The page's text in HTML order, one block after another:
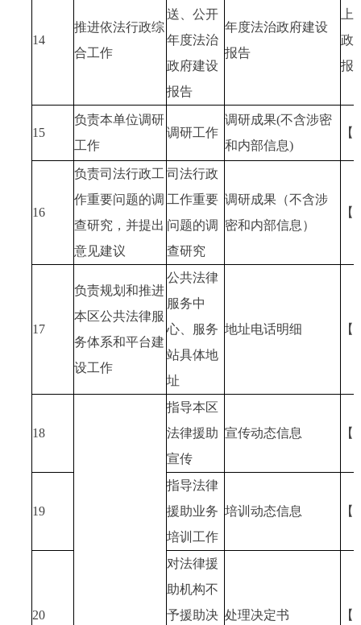
14
推进依法行政综
合工作
送、公开
年度法治
政府建设
报告
年度法治政府建设
报告
政
报
15
负责本单位调研
工作
调研工作
调研成果(不含涉密
和内部信息)
16
负责司法行政工
作重要问题的调
查研究，并提出
意见建议
司法行政
工作重要
问题的调
查研究
调研成果（不含涉
密和内部信息）
17
负责规划和推进
本区公共法律服
务体系和平台建
设工作
公共法律
服务中
心、服务
站具体地
址
地址电话明细
18
指导本区
法律援助
宣传
宣传动态信息
19
指导法律
援助业务
培训工作
培训动态信息
20
对法律援
助机构不
予援助决 处理决定书